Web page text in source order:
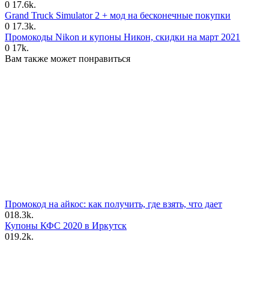
0 17.6k.
Grand Truck Simulator 2 + мод на бесконечные покупки
0 17.3k.
Промокоды Nikon и купоны Никон, скидки на март 2021
0 17k.
Вам также может понравиться
Промокод на айкос: как получить, где взять, что дает
018.3k.
Купоны КФС 2020 в Иркутск
019.2k.